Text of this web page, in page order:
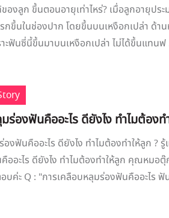
องลูก ขึ้นตอนอายุเท่าไหร่? เมื่อลูกอายุปร
กขึ้นในช่องปาก โดยขึ้นบนเหงือกเปล่า ด้า
ะฟันซี่นี้ขึ้นมาบนเหงือกเปล่า ไม่ได้ขึ้นแทนฟ
ร่องฟันคืออะไร ดียังไง ทำไมต้องท
งฟันคืออะไร ดียังไง ทำไมต้องทำให้ลูก ? รู้
ออะไร ดียังไง ทำไมต้องทำให้ลูก คุณหมอตุ๊
บค่ะ Q : "การเคลือบหลุมร่องฟันคืออะไร ฟั